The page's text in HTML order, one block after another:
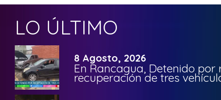
LO ÚLTIMO
8 Agosto, 2026
En Rancagua, Detenido por
recuperación de tres